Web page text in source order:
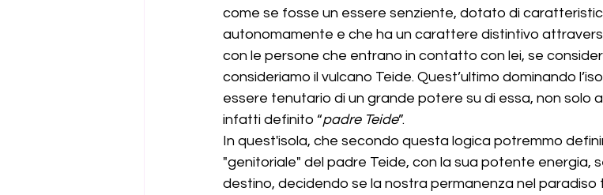
come se fosse un essere senziente, dotato di
autonomamente e che ha un carattere distintivo
con le persone che entrano in contatto con lei, se
consideriamo il vulcano Teide. Quest’ultimo dominando
essere tenutario di un grande potere su di essa, non solo
infatti definito “padre Teide”.
In quest'isola, che secondo questa logica potremmo
"genitoriale" del padre Teide, con la sua potente energia,
destino, decidendo se la nostra permanenza nel